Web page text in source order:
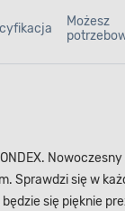
Możesz
Sprawdzi się w
się pięknie